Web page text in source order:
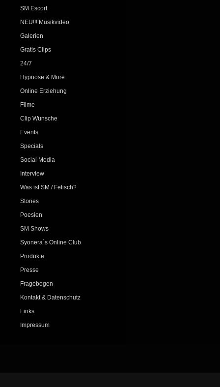
SM Escort
NEU!!! Musikvideo
Galerien
Gratis Clips
24/7
Hypnose & More
Online Erziehung
Filme
Clip Wünsche
Events
Specials
Social Media
Interview
Was ist SM / Fetisch?
Stories
Poesien
SM Shows
Syonera`s Online Club
Produkte
Presse
Fragebogen
Kontakt & Datenschutz
Links
Impressum